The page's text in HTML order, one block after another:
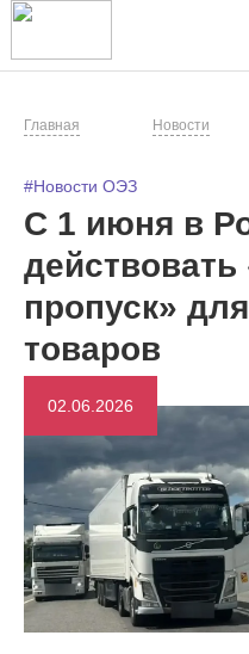
Главная Новости
#Новости ОЭЗ
С 1 июня в
пропуск»
товаров
02.06.2026